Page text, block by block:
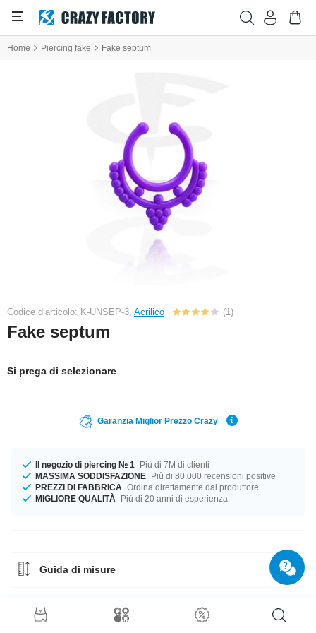
Home Piercing fake Fake septum
Codice d’articolo: K-UNSEP-3, Acrilico (1)
Fake septum
Si prega di selezionare
Garanzia Miglior Prezzo Crazy
Il negozio di piercing № 1
Più di 7M di clienti
MASSIMA SODDISFAZIONE Più di 80.000 recensioni positive
PREZZI DI FABBRICA Ordina direttamente dal produttore
MIGLIORE QUALITÀ
Più di 20 anni di esperienza
Guida di misure
Guida ai Materiali